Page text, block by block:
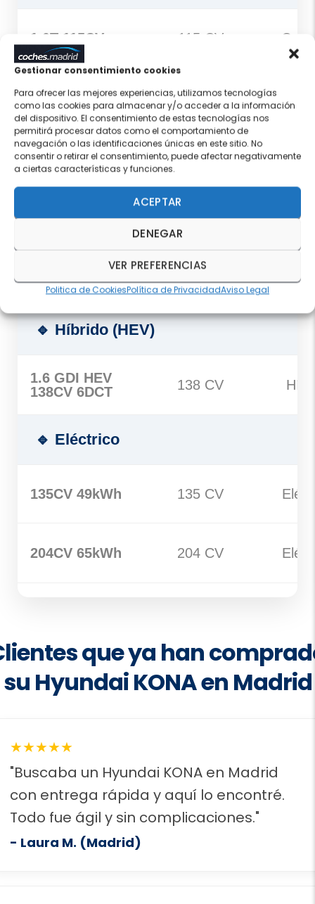
Gestionar consentimiento cookies
Para ofrecer las mejores experiencias, utilizamos tecnologías
como las cookies para almacenar y/o acceder a la información
del dispositivo. El consentimiento de estas tecnologías nos
permitirá procesar datos como el comportamiento de
navegación o las identificaciones únicas en este sitio. No
consentir o retirar el consentimiento, puede afectar negativamente
a ciertas características y funciones.
ACEPTAR
DENEGAR
VER PREFERENCIAS
Politica de CookiesPolítica de PrivacidadAviso Legal
1.0T 115CV 115 CV
1.6T 150CV 150 CV
1.6T 150CV
7DCT
150 CV
7DCT
180 CV
7DCT 4x4
🔹 Híbrido (HEV)
1.6 GDI HEV
138CV 6DCT
138 CV
🔹 Eléctrico
135CV 49kWh 135 CV
204CV 65kWh 204 CV
que ya han
su Hyundai KONA en Madrid
★★★★★
"Buscaba un Hyundai KONA en Madrid
con entrega rápida y aquí lo encontré.
Todo fue ágil y sin complicaciones."
- Laura M. (Madrid)